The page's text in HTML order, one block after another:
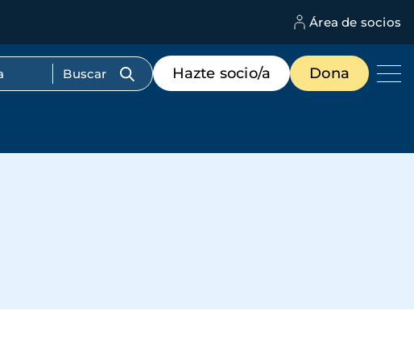
Área de socios
Menú
de
destacados
Hazte socio/a Dona